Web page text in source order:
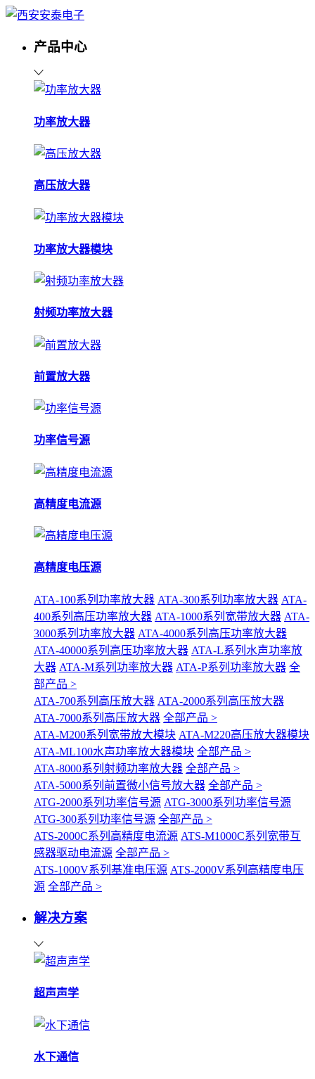
产品中心
功率放大器
高压放大器
功率放大器模块
射频功率放大器
前置放大器
功率信号源
高精度电流源
高精度电压源
ATA-100系列功率放大器 ATA-300系列功率放大器 ATA-
400系列高压功率放大器 ATA-1000系列宽带放大器 ATA-
3000系列功率放大器 ATA-4000系列高压功率放大器
ATA-40000系列高压功率放大器 ATA-L系列水声功率放
大器 ATA-M系列功率放大器 ATA-P系列功率放大器 全
部产品 >
ATA-700系列高压放大器 ATA-2000系列高压放大器
ATA-7000系列高压放大器 全部产品 >
ATA-M200系列宽带放大模块 ATA-M220高压放大器模块
ATA-ML100水声功率放大器模块 全部产品 >
ATA-8000系列射频功率放大器 全部产品 >
ATA-5000系列前置微小信号放大器 全部产品 >
ATG-2000系列功率信号源 ATG-3000系列功率信号源
ATG-300系列功率信号源 全部产品 >
ATS-2000C系列高精度电流源 ATS-M1000C系列宽带互
感器驱动电流源 全部产品 >
ATS-1000V系列基准电压源 ATS-2000V系列高精度电压
源 全部产品 >
解决方案
超声声学
水下通信